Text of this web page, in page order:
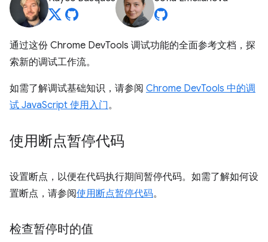
通过这份 Chrome DevTools 调试功能的全面参考文档，探
索新的调试工作流。
如需了解调试基础知识，请参阅 Chrome DevTools 中的调
试 JavaScript 使用入门。
使用断点暂停代码
设置断点，以便在代码执行期间暂停代码。如需了解如何设
置断点，请参阅使用断点暂停代码。
检查暂停时的值